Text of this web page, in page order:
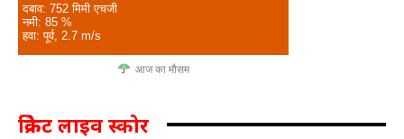
दबाव: 752 मिमी एचजी
नमी: 85 %
हवा: पूर्व, 2.7 m/s
आज का मौसम
क्रिकेट लाइव स्कोर